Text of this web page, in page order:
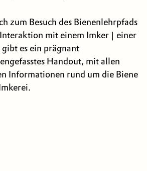
zum Besuch des Bienenlehrpfads
mit einem Imker | einer
es ein prägnant
Handout, mit allen
Informationen rund um die Biene